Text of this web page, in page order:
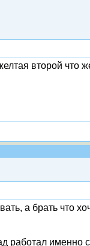
второй что
а брать что
работал